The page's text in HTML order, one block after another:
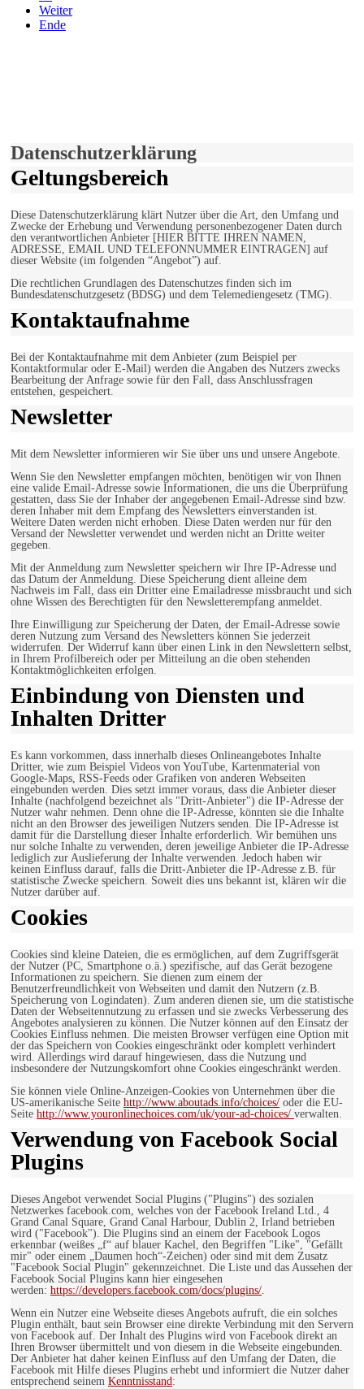
Weiter
Ende
Datenschutzerklärung
Geltungsbereich
Diese Datenschutzerklärung klärt Nutzer über die Art, den Umfang und
Zwecke der Erhebung und Verwendung personenbezogener Daten durch
den verantwortlichen Anbieter [HIER BITTE IHREN NAMEN,
ADRESSE, EMAIL UND TELEFONNUMMER EINTRAGEN] auf
dieser Website (im folgenden “Angebot”) auf.
Die rechtlichen Grundlagen des Datenschutzes finden sich im
Bundesdatenschutzgesetz (BDSG) und dem Telemediengesetz (TMG).
Kontaktaufnahme
Bei der Kontaktaufnahme mit dem Anbieter (zum Beispiel per
Kontaktformular oder E-Mail) werden die Angaben des Nutzers zwecks
Bearbeitung der Anfrage sowie für den Fall, dass Anschlussfragen
entstehen, gespeichert.
Newsletter
Mit dem Newsletter informieren wir Sie über uns und unsere Angebote.
Wenn Sie den Newsletter empfangen möchten, benötigen wir von Ihnen
eine valide Email-Adresse sowie Informationen, die uns die Überprüfung
gestatten, dass Sie der Inhaber der angegebenen Email-Adresse sind bzw.
deren Inhaber mit dem Empfang des Newsletters einverstanden ist.
Weitere Daten werden nicht erhoben. Diese Daten werden nur für den
Versand der Newsletter verwendet und werden nicht an Dritte weiter
gegeben.
Mit der Anmeldung zum Newsletter speichern wir Ihre IP-Adresse und
das Datum der Anmeldung. Diese Speicherung dient alleine dem
Nachweis im Fall, dass ein Dritter eine Emailadresse missbraucht und sich
ohne Wissen des Berechtigten für den Newsletterempfang anmeldet.
Ihre Einwilligung zur Speicherung der Daten, der Email-Adresse sowie
deren Nutzung zum Versand des Newsletters können Sie jederzeit
widerrufen. Der Widerruf kann über einen Link in den Newslettern selbst,
in Ihrem Profilbereich oder per Mitteilung an die oben stehenden
Kontaktmöglichkeiten erfolgen.
Einbindung von Diensten und
Inhalten Dritter
Es kann vorkommen, dass innerhalb dieses Onlineangebotes Inhalte
Dritter, wie zum Beispiel Videos von YouTube, Kartenmaterial von
Google-Maps, RSS-Feeds oder Grafiken von anderen Webseiten
eingebunden werden. Dies setzt immer voraus, dass die Anbieter dieser
Inhalte (nachfolgend bezeichnet als "Dritt-Anbieter") die IP-Adresse der
Nutzer wahr nehmen. Denn ohne die IP-Adresse, könnten sie die Inhalte
nicht an den Browser des jeweiligen Nutzers senden. Die IP-Adresse ist
damit für die Darstellung dieser Inhalte erforderlich. Wir bemühen uns
nur solche Inhalte zu verwenden, deren jeweilige Anbieter die IP-Adresse
lediglich zur Auslieferung der Inhalte verwenden. Jedoch haben wir
keinen Einfluss darauf, falls die Dritt-Anbieter die IP-Adresse z.B. für
statistische Zwecke speichern. Soweit dies uns bekannt ist, klären wir die
Nutzer darüber auf.
Cookies
Cookies sind kleine Dateien, die es ermöglichen, auf dem Zugriffsgerät
der Nutzer (PC, Smartphone o.ä.) spezifische, auf das Gerät bezogene
Informationen zu speichern. Sie dienen zum einem der
Benutzerfreundlichkeit von Webseiten und damit den Nutzern (z.B.
Speicherung von Logindaten). Zum anderen dienen sie, um die statistische
Daten der Webseitennutzung zu erfassen und sie zwecks Verbesserung des
Angebotes analysieren zu können. Die Nutzer können auf den Einsatz der
Cookies Einfluss nehmen. Die meisten Browser verfügen eine Option mit
der das Speichern von Cookies eingeschränkt oder komplett verhindert
wird. Allerdings wird darauf hingewiesen, dass die Nutzung und
insbesondere der Nutzungskomfort ohne Cookies eingeschränkt werden.
Sie können viele Online-Anzeigen-Cookies von Unternehmen über die
US-amerikanische Seite http://www.aboutads.info/choices/ oder die EU-
Seite http://www.youronlinechoices.com/uk/your-ad-choices/ verwalten.
Verwendung von Facebook Social
Plugins
Dieses Angebot verwendet Social Plugins ("Plugins") des sozialen
Netzwerkes facebook.com, welches von der Facebook Ireland Ltd., 4
Grand Canal Square, Grand Canal Harbour, Dublin 2, Irland betrieben
wird ("Facebook"). Die Plugins sind an einem der Facebook Logos
erkennbar (weißes „f“ auf blauer Kachel, den Begriffen "Like", "Gefällt
mir" oder einem „Daumen hoch“-Zeichen) oder sind mit dem Zusatz
"Facebook Social Plugin" gekennzeichnet. Die Liste und das Aussehen der
Facebook Social Plugins kann hier eingesehen
werden: https://developers.facebook.com/docs/plugins/.
Wenn ein Nutzer eine Webseite dieses Angebots aufruft, die ein solches
Plugin enthält, baut sein Browser eine direkte Verbindung mit den Servern
von Facebook auf. Der Inhalt des Plugins wird von Facebook direkt an
Ihren Browser übermittelt und von diesem in die Webseite eingebunden.
Der Anbieter hat daher keinen Einfluss auf den Umfang der Daten, die
Facebook mit Hilfe dieses Plugins erhebt und informiert die Nutzer daher
entsprechend seinem Kenntnisstand: